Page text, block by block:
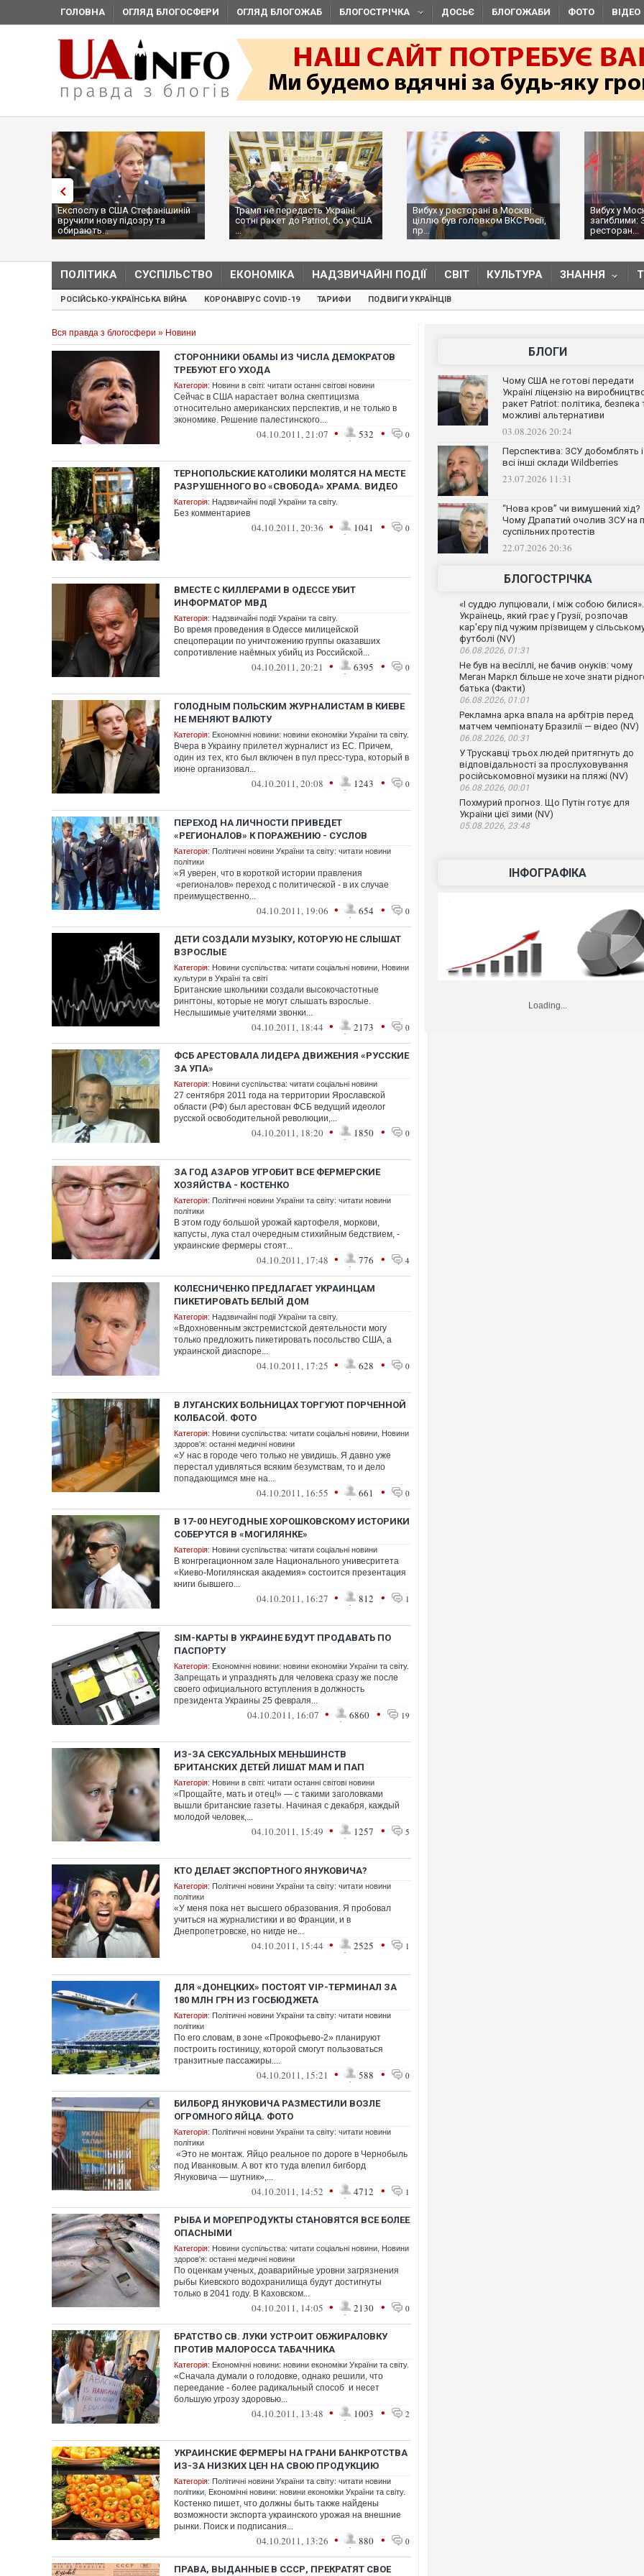
ГОЛОВНА ОГЛЯД БЛОГОСФЕРИ ОГЛЯД БЛОГОЖАБ БЛОГОСТРІЧКА ДОСЬЄ БЛОГОЖАБИ ФОТО ВІДЕО
Експослу в США Стефанішиній
вручили нову підозру та
обирають...
Трамп не передасть Україні
сотні ракет до Patriot, бо у США
...
Вибух у ресторані в Москві:
ціллю був головком ВКС Росії,
пр...
Вибух у
загиблими:
ресторан...
ПОЛІТИКА СУСПІЛЬСТВО ЕКОНОМІКА НАДЗВИЧАЙНІ ПОДІЇ СВІТ КУЛЬТУРА ЗНАННЯ
РОСІЙСЬКО-УКРАЇНСЬКА ВІЙНА КОРОНАВІРУС COVID-19 ТАРИФИ ПОДВИГИ УКРАЇНЦІВ
Вся правда з блогосфери » Новини
СТОРОННИКИ ОБАМЫ ИЗ ЧИСЛА ДЕМОКРАТОВ
ТРЕБУЮТ ЕГО УХОДА
Категорія: Новини в світі: читати останні світові новини
Сейчас в США нарастает волна скептицизма
относительно американских перспектив, и не только в
экономике. Решение палестинского...
04.10.2011, 21:07 • 532 • 0
ТЕРНОПОЛЬСКИЕ КАТОЛИКИ МОЛЯТСЯ НА МЕСТЕ
РАЗРУШЕННОГО ВО «СВОБОДА» ХРАМА. ВИДЕО
Категорія: Надзвичайні події України та світу.
Без комментариев
04.10.2011, 20:36 • 1041 • 0
ВМЕСТЕ С КИЛЛЕРАМИ В ОДЕССЕ УБИТ
ИНФОРМАТОР МВД
Категорія: Надзвичайні події України та світу.
Во время проведения в Одессе милицейской
спецоперации по уничтожению группы оказавших
сопротивление наёмных убийц из Российской...
04.10.2011, 20:21 • 6395 • 0
ГОЛОДНЫМ ПОЛЬСКИМ ЖУРНАЛИСТАМ В КИЕВЕ
НЕ МЕНЯЮТ ВАЛЮТУ
Категорія: Економічні новини: новини економіки України та світу.
Вчера в Украину прилетел журналист из ЕС. Причем,
один из тех, кто был включен в пул пресс-тура, который в
июне организовал...
04.10.2011, 20:08 • 1243 • 0
ПЕРЕХОД НА ЛИЧНОСТИ ПРИВЕДЕТ
«РЕГИОНАЛОВ» К ПОРАЖЕНИЮ - СУСЛОВ
Категорія: Політичні новини України та світу: читати новини
політики
«Я уверен, что в короткой истории правления
«регионалов» переход с политической - в их случае
преимущественно...
04.10.2011, 19:06 • 654 • 0
ДЕТИ СОЗДАЛИ МУЗЫКУ, КОТОРУЮ НЕ СЛЫШАТ
ВЗРОСЛЫЕ
Категорія: Новини суспільства: читати соціальні новини Новини
культури в Україні та світі
Британские школьники создали высокочастотные
рингтоны, которые не могут слышать взрослые.
Неслышимые учителями звонки...
04.10.2011, 18:44 • 2173 • 0
ФСБ АРЕСТОВАЛА ЛИДЕРА ДВИЖЕНИЯ «РУССКИЕ
ЗА УПА»
Категорія: Новини суспільства: читати соціальні новини
27 сентября 2011 года на территории Ярославской
области (РФ) был арестован ФСБ ведущий идеолог
русской освободительной революции,...
04.10.2011, 18:20 • 1850 • 0
ЗА ГОД АЗАРОВ УГРОБИТ ВСЕ ФЕРМЕРСКИЕ
ХОЗЯЙСТВА - КОСТЕНКО
Категорія: Політичні новини України та світу: читати новини
політики
В этом году большой урожай картофеля, моркови,
капусты, лука стал очередным стихийным бедствием, -
украинские фермеры стоят...
04.10.2011, 17:48 • 776 • 4
КОЛЕСНИЧЕНКО ПРЕДЛАГАЕТ УКРАИНЦАМ
ПИКЕТИРОВАТЬ БЕЛЫЙ ДОМ
Категорія: Надзвичайні події України та світу.
«Вдохновенным экстремистской деятельности могу
только предложить пикетировать посольство США, а
украинской диаспоре...
04.10.2011, 17:25 • 628 • 0
В ЛУГАНСКИХ БОЛЬНИЦАХ ТОРГУЮТ ПОРЧЕННОЙ
КОЛБАСОЙ. ФОТО
Категорія: Новини суспільства: читати соціальні новини Новини
здоров'я: останні медичні новини
«У нас в городе чего только не увидишь. Я давно уже
перестал удивляться всяким безумствам, то и дело
попадающимся мне на...
04.10.2011, 16:55 • 661 • 0
В 17-00 НЕУГОДНЫЕ ХОРОШКОВСКОМУ ИСТОРИКИ
СОБЕРУТСЯ В «МОГИЛЯНКЕ»
Категорія: Новини суспільства: читати соціальні новини
В конгрегационном зале Национального унивесритета
«Киево-Могилянская академия» состоится презентация
книги бывшего...
04.10.2011, 16:27 • 812 • 1
SIM-КАРТЫ В УКРАИНЕ БУДУТ ПРОДАВАТЬ ПО
ПАСПОРТУ
Категорія: Економічні новини: новини економіки України та світу.
Запрещать и упразднять для человека сразу же после
своего официального вступления в должность
президента Украины 25 февраля...
04.10.2011, 16:07 • 6860 • 19
ИЗ-ЗА СЕКСУАЛЬНЫХ МЕНЬШИНСТВ
БРИТАНСКИХ ДЕТЕЙ ЛИШАТ МАМ И ПАП
Категорія: Новини в світі: читати останні світові новини
«Прощайте, мать и отец!» — с такими заголовками
вышли британские газеты. Начиная с декабря, каждый
молодой человек,...
04.10.2011, 15:49 • 1257 • 5
КТО ДЕЛАЕТ ЭКСПОРТНОГО ЯНУКОВИЧА?
Категорія: Політичні новини України та світу: читати новини
політики
«У меня пока нет высшего образования. Я пробовал
учиться на журналистики и во Франции, и в
Днепропетровске, но нигде не...
04.10.2011, 15:44 • 2525 • 1
ДЛЯ «ДОНЕЦКИХ» ПОСТОЯТ VIP-ТЕРМИНАЛ ЗА
180 МЛН ГРН ИЗ ГОСБЮДЖЕТА
Категорія: Політичні новини України та світу: читати новини
політики
По его словам, в зоне «Прокофьево-2» планируют
построить гостиницу, которой смогут пользоваться
транзитные пассажиры....
04.10.2011, 15:21 • 588 • 0
БИЛБОРД ЯНУКОВИЧА РАЗМЕСТИЛИ ВОЗЛЕ
ОГРОМНОГО ЯЙЦА. ФОТО
Категорія: Політичні новини України та світу: читати новини
політики
«Это не монтаж. Яйцо реальное по дороге в Чернобыль
под Иванковым. А вот кто туда влепил бигборд
Януковича — шутник»,...
04.10.2011, 14:52 • 4712 • 1
РЫБА И МОРЕПРОДУКТЫ СТАНОВЯТСЯ ВСЕ БОЛЕЕ
ОПАСНЫМИ
Категорія: Новини суспільства: читати соціальні новини Новини
здоров'я: останні медичні новини
По оценкам ученых, доаварийные уровни загрязнения
рыбы Киевского водохранилища будут достигнуты
только в 2041 году. В Каховском...
04.10.2011, 14:05 • 2130 • 0
БРАТСТВО СВ. ЛУКИ УСТРОИТ ОБЖИРАЛОВКУ
ПРОТИВ МАЛОРОССА ТАБАЧНИКА
Категорія: Економічні новини: новини економіки України та світу.
«Сначала думали о голодовке, однако решили, что
переедание - более радикальный способ и несет
большую угрозу здоровью...
04.10.2011, 13:48 • 1003 • 2
УКРАИНСКИЕ ФЕРМЕРЫ НА ГРАНИ БАНКРОТСТВА
ИЗ-ЗА НИЗКИХ ЦЕН НА СВОЮ ПРОДУКЦИЮ
Категорія: Політичні новини України та світу: читати новини
політики Економічні новини: новини економіки України та світу.
Костенко пишет, что должны быть также найдены
возможности экспорта украинского урожая на внешние
рынки. Поиск и подписания...
04.10.2011, 13:26 • 880 • 0
ПРАВА, ВЫДАННЫЕ В СССР, ПРЕКРАТЯТ СВОЕ
БЛОГИ
Чому США не готові передати
Україні ліцензію на
ракет Patriot: політика, безпека
можливі альтернативи
03.08.2026 20:24
Перспектива: ЗСУ добомблять і
всі інші склади Wildberries
23.07.2026 11:31
“Нова кров” чи вимушений хід?
Чому Драпатий очолив ЗСУ на
суспільних протестів
22.07.2026 20:36
БЛОГОСТРІЧКА
«І суддю лупцювали, і між собою билися».
Українець, який грає у Грузії, розпочав
кар'єру під чужим прізвищем у
футболі (NV)
06.08.2026, 01:31
Не був на весіллі, не бачив онуків: чому
Меган Маркл більше не хоче знати
батька (Факти)
06.08.2026, 01:01
Рекламна арка впала на арбітрів перед
матчем чемпіонату Бразилії — відео (NV)
06.08.2026, 00:31
У Трускавці трьох людей притягнуть до
відповідальності за прослуховування
російськомовної музики на пляжі (NV)
06.08.2026, 00:01
Похмурий прогноз. Що Путін готує для
України цієї зими (NV)
05.08.2026, 23:48
ІНФОГРАФІКА
Loading...